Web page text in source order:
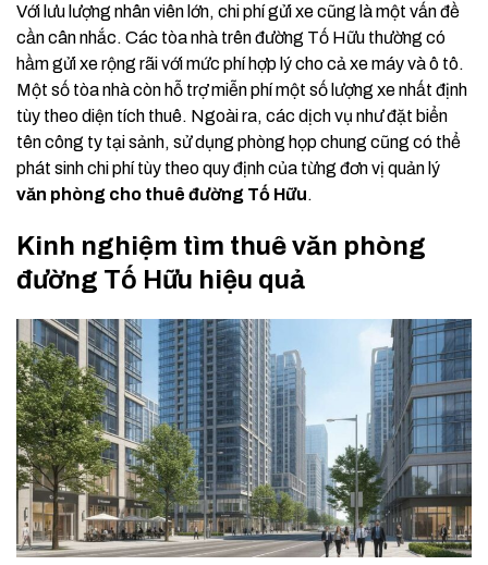
Với lưu lượng nhân viên lớn, chi phí gửi xe cũng là một vấn đề
cần cân nhắc. Các tòa nhà trên đường Tố Hữu thường có
hầm gửi xe rộng rãi với mức phí hợp lý cho cả xe máy và ô tô.
Một số tòa nhà còn hỗ trợ miễn phí một số lượng xe nhất định
tùy theo diện tích thuê. Ngoài ra, các dịch vụ như đặt biển
tên công ty tại sảnh, sử dụng phòng họp chung cũng có thể
phát sinh chi phí tùy theo quy định của từng đơn vị quản lý
văn phòng cho thuê đường Tố Hữu.
Kinh nghiệm tìm thuê văn phòng
đường Tố Hữu hiệu quả